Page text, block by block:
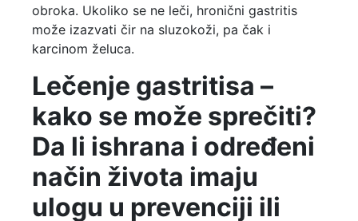
obroka. Ukoliko se ne leči, hronični gastritis
može izazvati čir na sluzokoži, pa čak i
karcinom želuca.
Lečenje gastritisa –
kako se može sprečiti?
Da li ishrana i određeni
način života imaju
ulogu u prevenciji ili